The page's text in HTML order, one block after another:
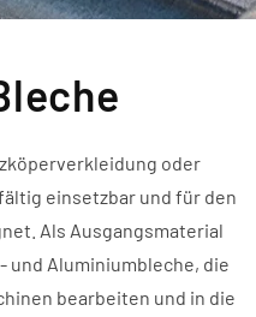
oder
einsetzbar und für den
Als Ausgangsmaterial
und Aluminiumbleche, die
bearbeiten und in die